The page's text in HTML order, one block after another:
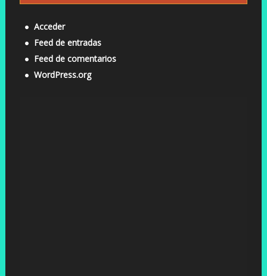
Acceder
Feed de entradas
Feed de comentarios
WordPress.org